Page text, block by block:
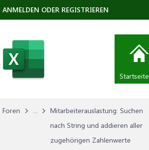
Foren ...
Mitarbeiterauslastung: Suchen
nach String und addieren aller
zugehörigen Zahlenwerte
ANMELDEN ODER REGISTRIEREN
Startseite